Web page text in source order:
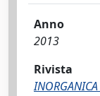
Anno
2013
Rivista